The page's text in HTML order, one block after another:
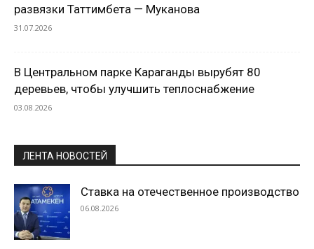
развязки Таттимбета — Муканова
31.07.2026
В Центральном парке Караганды вырубят 80
деревьев, чтобы улучшить теплоснабжение
03.08.2026
ЛЕНТА НОВОСТЕЙ
Ставка на отечественное производство
06.08.2026